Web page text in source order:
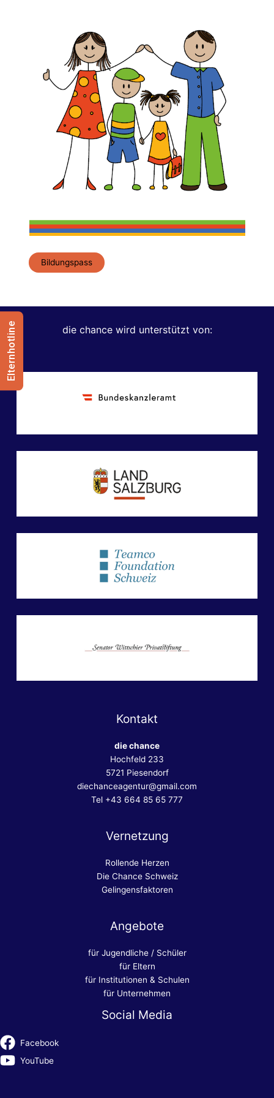
Bildungspass
die chance wird unterstützt von:
Kontakt
die chance
Hochfeld 233
5721 Piesendorf
diechanceagentur@gmail.com
Tel +43 664 85 65 777
Vernetzung
Rollende Herzen
Die Chance Schweiz
Gelingensfaktoren
Angebote
für Jugendliche / Schüler
für Eltern
für Institutionen & Schulen
für Unternehmen
Social Media
Facebook
YouTube
Elternhotline